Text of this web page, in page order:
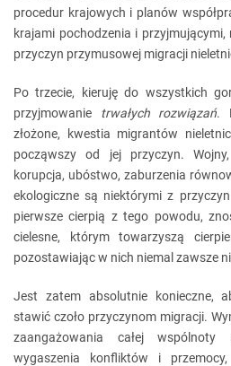
procedur krajowych i planów
krajami pochodzenia i
przyczyn przymusowej migracji
Po trzecie, kieruję do wszystkich
przyjmowanie trwałych rozwiązań.
złożone, kwestia migrantów
począwszy od jej przyczyn.
korupcja, ubóstwo, zaburzenia
ekologiczne są niektórymi z
pierwsze cierpią z tego powodu,
cielesne, którym towarzyszą
pozostawiając w nich niemal zawsze
Jest zatem absolutnie konieczne,
stawić czoło przyczynom migracji.
zaangażowania całej wspólnoty
wygaszenia konfliktów i